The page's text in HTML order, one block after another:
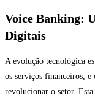
Voice Banking:
Digitais
A evolução tecnológica
os serviços financeiros, e
revolucionar o setor.